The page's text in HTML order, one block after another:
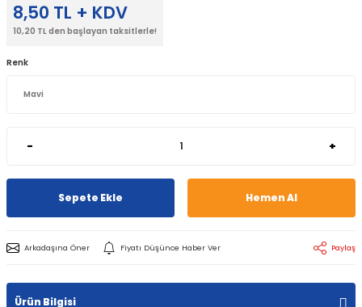
8,50 TL + KDV
10,20 TL den başlayan taksitlerle!
Renk
- +
Sepete Ekle Hemen Al
Arkadaşına Öner Fiyatı Düşünce Haber Ver Paylaş
Ürün Bilgisi